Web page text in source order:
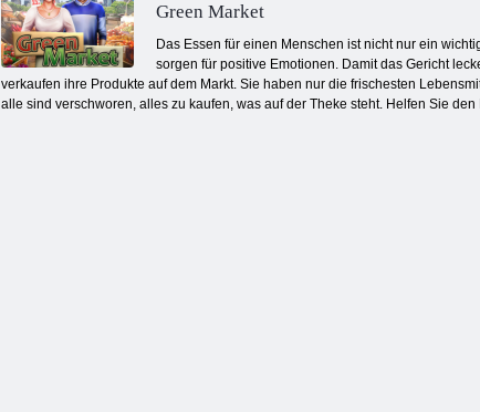
Nina Detektiv
Green Market
Das Essen für einen Menschen ist nicht nur ein
sorgen für positive Emotionen. Damit das Gericht
verkaufen ihre Produkte auf dem Markt. Sie haben nur die frischesten
alle sind verschworen, alles zu kaufen, was auf der Theke steht. Helfen Sie